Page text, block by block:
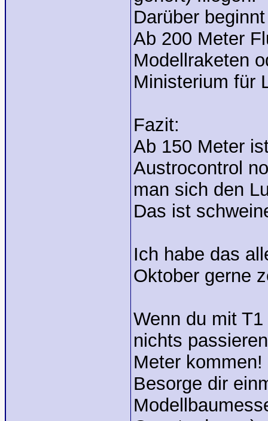
Darüber
Ab 200 Meter
Modellraketen
Ministerium für
Fazit:
Ab 150 Meter
Austrocontrol
man sich den
Das ist
Ich habe das
Oktober gerne
Wenn du mit
nichts
Meter kommen!
Besorge dir